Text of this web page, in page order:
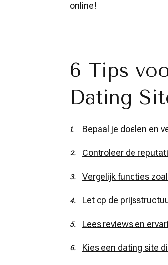
online!
6 Tips
Dating
Bepaal je doelen en
Controleer de
Vergelijk functies
Let op de
Lees reviews en
Kies een dating site